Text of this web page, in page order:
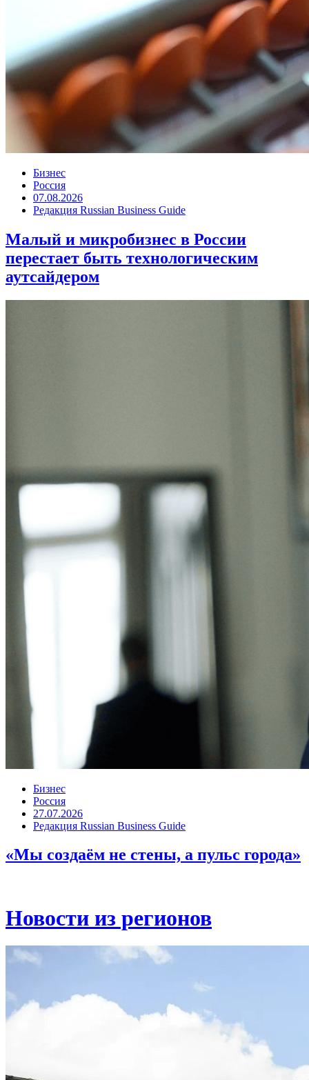
Бизнес
Россия
07.08.2026
Редакция Russian Business Guide
Малый и микробизнес в России
перестает быть технологическим
аутсайдером
Бизнес
Россия
27.07.2026
Редакция Russian Business Guide
«Мы создаём не стены, а пульс города»
Новости из регионов